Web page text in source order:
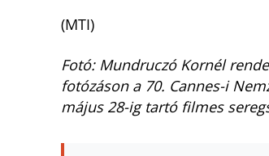
(MTI)
Fotó: Mundruczó Kornél
fotózáson a 70. Cannes-i
május 28-ig tartó filmes